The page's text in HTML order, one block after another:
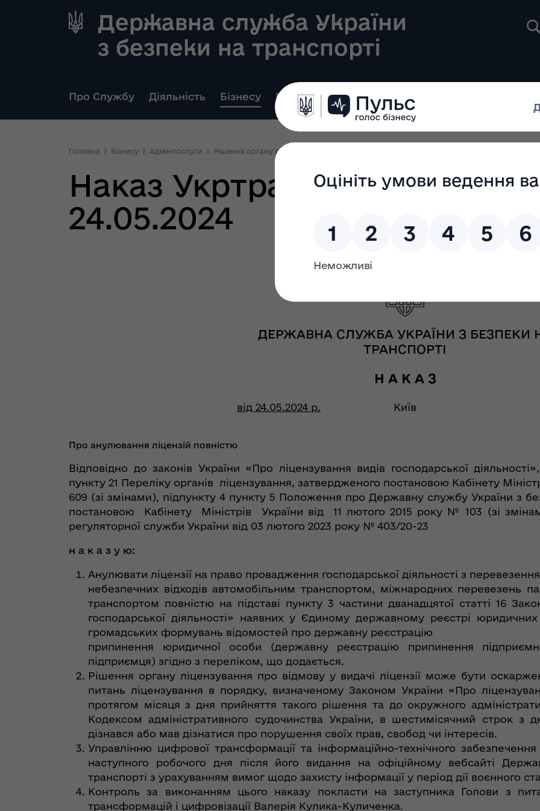
Державна служба України
з безпеки на транспорті
Про Службу Діяльність Бізнесу Реєстри Громадянам
Головна Бізнесу Адмінпослуги Рішення органу ліцензування
Наказ Укртрансбезпеки №
24.05.2024
ДЕРЖАВНА СЛУЖБА УКРАЇНИ З БЕЗПЕКИ
ТРАНСПОРТІ
Н А К А З
від 24.05.2024 р. Київ
Про анулювання ліцензій повністю
Відповідно до законів України «Про ліцензування видів господарської
пункту 21 Переліку органів ліцензування, затвердженого постановою Кабінету
609 (зі змінами), підпункту 4 пункту 5 Положення про Державну службу України з
постановою Кабінету Міністрів України від 11 лютого 2015 року № 103 (зі
регуляторної служби України від 03 лютого 2023 року № 403/20-23
н а к а з у ю:
Анулювати ліцензії на право провадження господарської діяльності з
небезпечних відходів автомобільним транспортом, міжнародних перевезень
транспортом повністю на підставі пункту 3 частини дванадцятої статті 16
господарської діяльності» наявних у Єдиному державному реєстрі юридичних
громадських формувань відомостей про державну реєстрацію
припинення юридичної особи (державну реєстрацію припинення
підприємця) згідно з переліком, що додається.
Рішення органу ліцензування про відмову у видачі ліцензії може бути
питань ліцензування в порядку, визначеному Законом України «Про
протягом місяця з дня прийняття такого рішення та до окружного
Кодексом адміністративного судочинства України, в шестимісячний строк з
дізнався або мав дізнатися про порушення своїх прав, свобод чи інтересів.
Управлінню цифрової трансформації та інформаційно-технічного
наступного робочого дня після його видання на офіційному вебсайті
транспорті з урахуванням вимог щодо захисту інформації у період дії воєнного
Контроль за виконанням цього наказу покласти на заступника Голови з
трансформацій і цифровізації Валерія Кулика-Куличенка.